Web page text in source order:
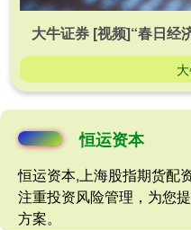
大牛证券 [视频]“春日经
恒运资本
恒运资本,上海股指期货配
注重投资风险管理，为您
方案。